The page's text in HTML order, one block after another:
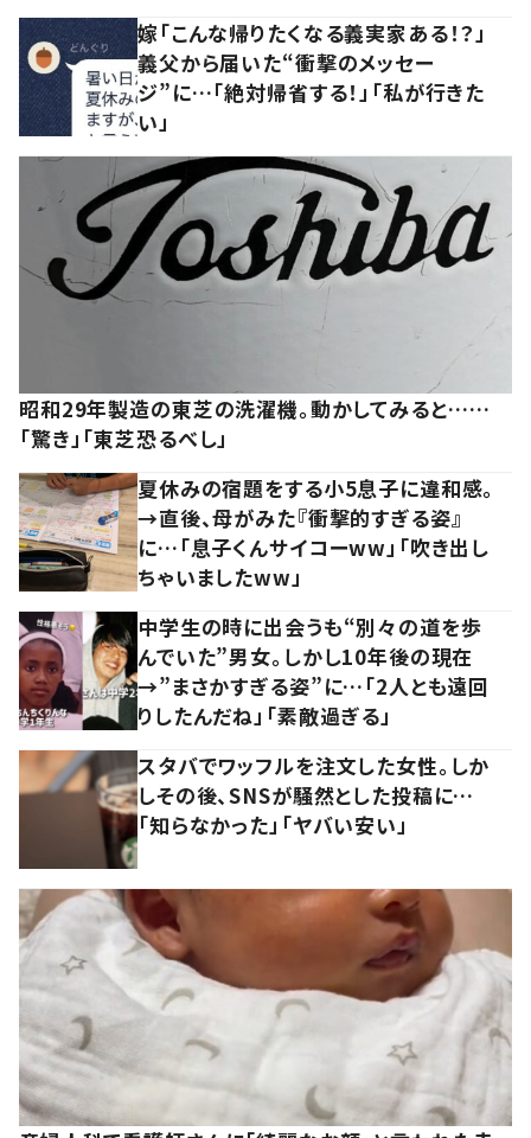
嫁「こんな帰りたくなる義実家ある！？」
義父から届いた“衝撃のメッセー
ジ”に…「絶対帰省する！」「私が行きた
い」
昭和29年製造の東芝の洗濯機。動かしてみると……
「驚き」「東芝恐るべし」
夏休みの宿題をする小5息子に違和感。
→直後、母がみた『衝撃的すぎる姿』
に…「息子くんサイコーww」「吹き出し
ちゃいましたww」
中学生の時に出会うも“別々の道を歩
んでいた”男女。しかし10年後の現在
→”まさかすぎる姿”に…「2人とも遠回
りしたんだね」「素敵過ぎる」
スタバでワッフルを注文した女性。しか
しその後、SNSが騒然とした投稿に…
「知らなかった」「ヤバい安い」